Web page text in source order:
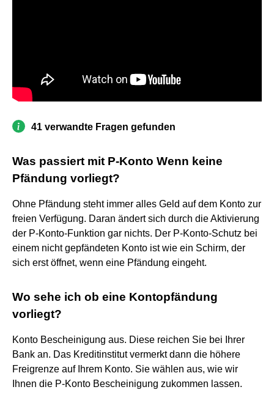
41 verwandte Fragen gefunden
Was passiert mit P-Konto Wenn keine
Pfändung vorliegt?
Ohne Pfändung steht immer alles Geld auf dem Konto zur
freien Verfügung. Daran ändert sich durch die Aktivierung
der P-Konto-Funktion gar nichts. Der P-Konto-Schutz bei
einem nicht gepfändeten Konto ist wie ein Schirm, der
sich erst öffnet, wenn eine Pfändung eingeht.
Wo sehe ich ob eine Kontopfändung
vorliegt?
Konto Bescheinigung aus. Diese reichen Sie bei Ihrer
Bank an. Das Kreditinstitut vermerkt dann die höhere
Freigrenze auf Ihrem Konto. Sie wählen aus, wie wir
Ihnen die P-Konto Bescheinigung zukommen lassen.